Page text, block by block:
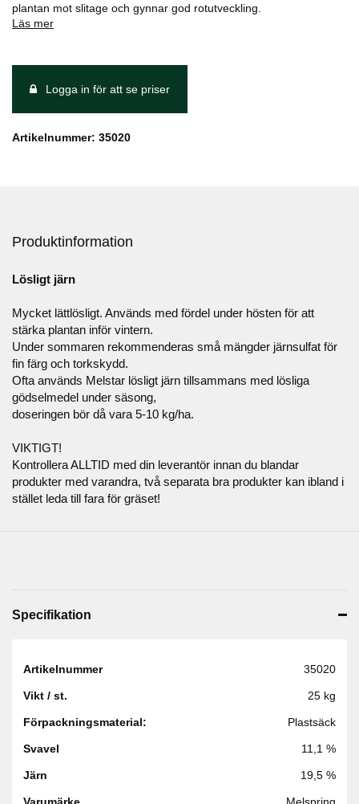
plantan mot slitage och gynnar god rotutveckling.
Läs mer
Logga in för att se priser
Artikelnummer: 35020
Produktinformation
Lösligt järn
Mycket lättlösligt. Används med fördel under hösten för att
stärka plantan inför vintern.
Under sommaren rekommenderas små mängder järnsulfat för
fin färg och torkskydd.
Ofta används Melstar lösligt järn tillsammans med lösliga
gödselmedel under säsong,
doseringen bör då vara 5-10 kg/ha.
VIKTIGT!
Kontrollera ALLTID med din leverantör innan du blandar
produkter med varandra, två separata bra produkter kan ibland i
stället leda till fara för gräset!
Specifikation
Artikelnummer 35020
Vikt / st. 25 kg
Förpackningsmaterial: Plastsäck
Svavel 11,1 %
Järn 19,5 %